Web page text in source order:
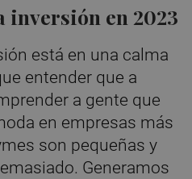
inversión en 2023
está en una calma
entender que a
a gente que
en empresas más
son pequeñas y
Generamos